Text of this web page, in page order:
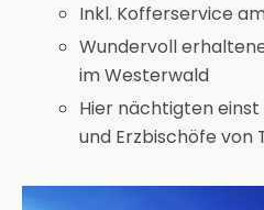
Inkl. Kofferservice
Wundervoll
im Westerwald
Hier nächtigten
und Erzbischöfe von